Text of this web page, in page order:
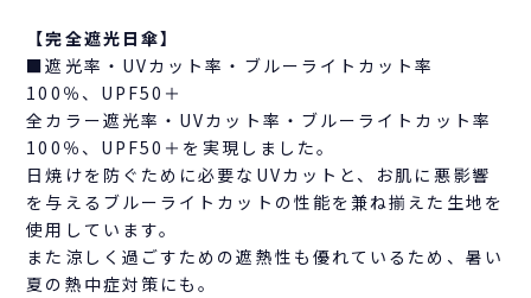
【完全遮光日傘】
■遮光率・UVカット率・ブルーライトカット率
100％、UPF50＋
全カラー遮光率・UVカット率・ブルーライトカット率
100％、UPF50＋を実現しました。
日焼けを防ぐために必要なUVカットと、お肌に悪影響
を与えるブルーライトカットの性能を兼ね揃えた生地を
使用しています。
また涼しく過ごすための遮熱性も優れているため、暑い
夏の熱中症対策にも。